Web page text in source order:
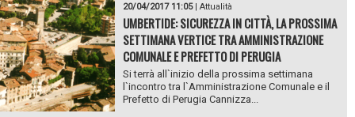
20/04/2017 11:05| Attualità
UMBERTIDE: SICUREZZA IN CITTÀ, LA PROSSIMA
SETTIMANA VERTICE TRA AMMINISTRAZIONE
COMUNALE E PREFETTO DI PERUGIA
Si terrà all`inizio della prossima settimana
l`incontro tra l`Amministrazione Comunale e il
Prefetto di Perugia Cannizza...